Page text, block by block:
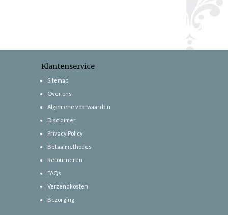
Klantenservice
Sitemap
Over ons
Algemene voorwaarden
Disclaimer
Privacy Policy
Betaalmethodes
Retourneren
FAQs
Verzendkosten
Bezorging